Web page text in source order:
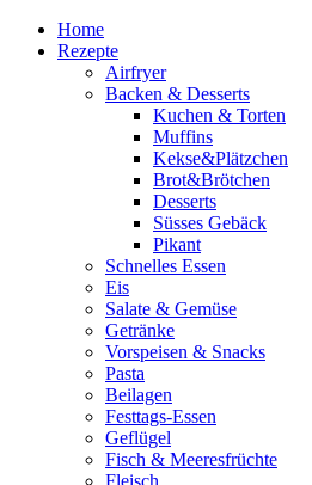
Home
Rezepte
Airfryer
Backen & Desserts
Kuchen & Torten
Muffins
Kekse&Plätzchen
Brot&Brötchen
Desserts
Süsses Gebäck
Pikant
Schnelles Essen
Eis
Salate & Gemüse
Getränke
Vorspeisen & Snacks
Pasta
Beilagen
Festtags-Essen
Geflügel
Fisch & Meeresfrüchte
Fleisch